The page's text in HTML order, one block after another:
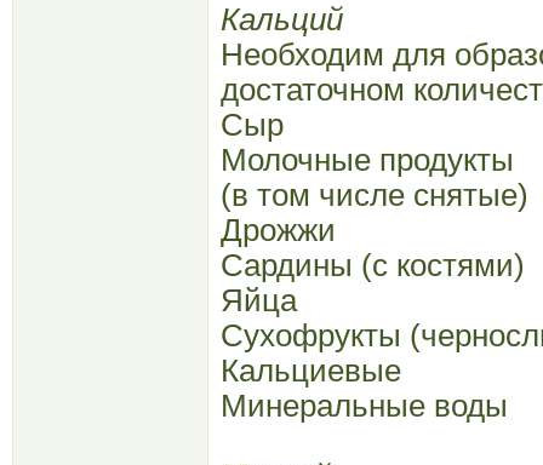
Кальций
Необходим для
достаточном
Сыр
Молочные продукты
(в том числе снятые)
Дрожжи
Сардины (с костями)
Яйца
Сухофрукты
Кальциевые
Минеральные воды